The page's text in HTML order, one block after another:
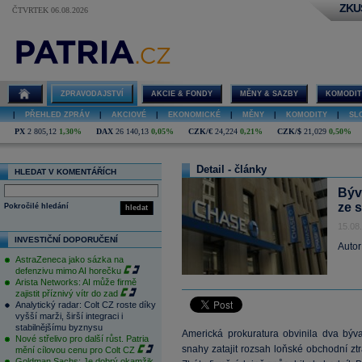
ČTVRTEK 06.08.2026
ZPRAVODAJSTVÍ AKCIE & FONDY MĚNY & SAZBY
PŘEHLED ZPRÁV AKCIOVÉ EKONOMICKÉ MĚNY KOMODITY
PX 2 805,12 1,30% DAX 26 140,13 0,05% CZK/€ 24,224 0,21% CZK/$ 21,029 0,50%
HLEDAT V KOMENTÁŘÍCH
hledat
Pokročilé hledání
INVESTIČNÍ DOPORUČENÍ
AstraZeneca jako sázka na
defenzivu mimo AI horečku
Arista Networks: AI může firmě
zajistit příznivý vítr do zad
Analytický radar: Colt CZ roste díky
vyšší marži, širší integraci i
stabilnějšímu byznysu
Nové střelivo pro další růst. Patria
mění cílovou cenu pro Colt CZ
Detail - články
ze
Americká prokuratura obvinila dva
snahy zatajit rozsah loňské obchodní